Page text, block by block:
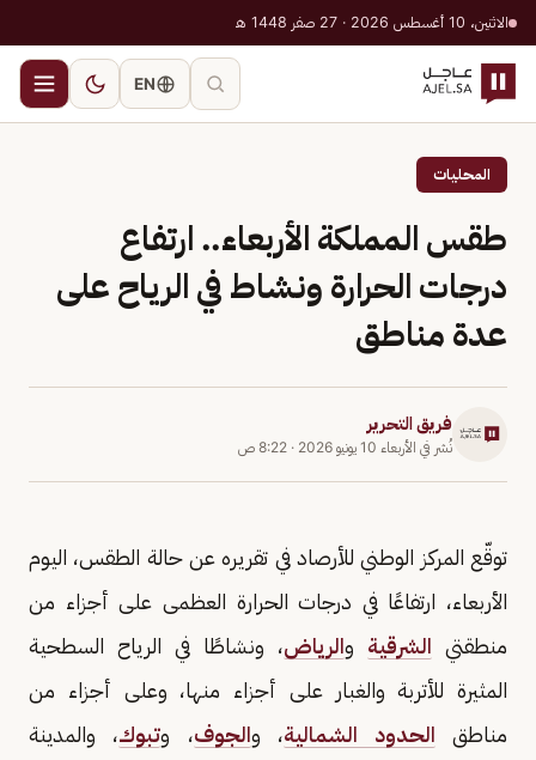
الاثنين، 10 أغسطس 2026 · 27 صفر 1448 هـ
EN
المحليات
طقس المملكة الأربعاء.. ارتفاع
درجات الحرارة ونشاط في الرياح على
عدة مناطق
فريق التحرير
نُشر في الأربعاء 10 يونيو 2026 · 8:22 ص
توقّع المركز الوطني للأرصاد في تقريره عن حالة الطقس، اليوم
الأربعاء، ارتفاعًا في درجات الحرارة العظمى على أجزاء من
منطقتي الشرقية والرياض، ونشاطًا في الرياح السطحية
المثيرة للأتربة والغبار على أجزاء منها، وعلى أجزاء من
مناطق الحدود الشمالية، والجوف، وتبوك، والمدينة